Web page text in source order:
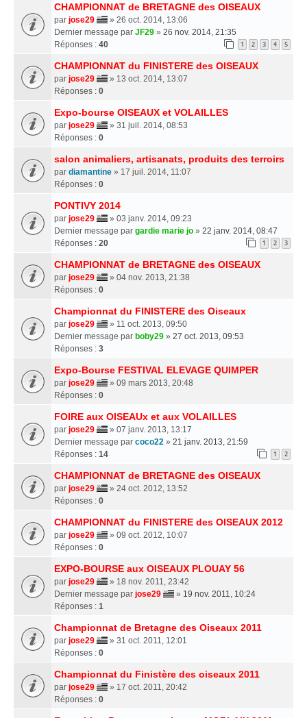
CHAMPIONNAT de BRETAGNE des OISEAUX
par jose29
» 26 oct. 2014, 13:06
Dernier message par JF29 » 26 nov. 2014, 21:35
Réponses : 40 1 2 3 4 5
CHAMPIONNAT du FINISTERE des OISEAUX
par jose29
» 13 oct. 2014, 13:07
Réponses : 0
Expo-bourse OISEAUX et VOLAILLES
par jose29
» 31 juil. 2014, 08:53
Réponses : 0
salon animaliers, artisanats, produits des terroirs
par diamantine » 17 juil. 2014, 11:07
Réponses : 0
PONTIVY 2014
par jose29
» 03 janv. 2014, 09:23
Dernier message par gardie marie jo » 22 janv. 2014, 08:47
Réponses : 20 1 2 3
CHAMPIONNAT de BRETAGNE des OISEAUX
par jose29
» 04 nov. 2013, 21:38
Réponses : 0
Championnat du FINISTERE des Oiseaux
par jose29
» 11 oct. 2013, 09:50
Dernier message par boby29 » 27 oct. 2013, 09:53
Réponses : 3
Expo-Bourse FESTIVAL ELEVAGE QUIMPER
par jose29
» 09 mars 2013, 20:48
Réponses : 0
FOIRE aux OISEAUx et aux VOLAILLES
par jose29
» 07 janv. 2013, 13:17
Dernier message par coco22 » 21 janv. 2013, 21:59
Réponses : 14 1 2
CHAMPIONNAT de BRETAGNE des OISEAUX
par jose29
» 24 oct. 2012, 13:52
Réponses : 0
CHAMPIONNAT du FINISTERE des OISEAUX 2012
par jose29
» 09 oct. 2012, 10:07
Réponses : 0
EXPO-BOURSE aux OISEAUX PLOUAY 56
par jose29
» 18 nov. 2011, 23:42
Dernier message par jose29 » 19 nov. 2011, 10:24
Réponses : 1
Championnat de Bretagne des Oiseaux 2011
par jose29
» 31 oct. 2011, 12:01
Réponses : 0
Championnat du Finistère des oiseaux 2011
par jose29
» 17 oct. 2011, 20:42
Réponses : 0